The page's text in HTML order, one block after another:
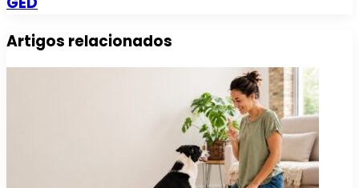
Artigos relacionados